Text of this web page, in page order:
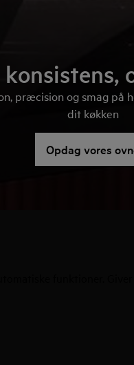
præcision og smag på
dit køkken
Opdag vores